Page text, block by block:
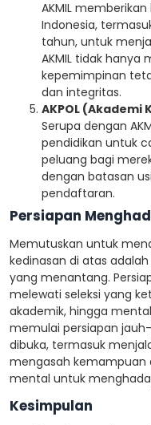
AKMIL
Indonesia,
tahun, untuk
AKMIL tidak hanya
kepemimpinan
dan integritas.
AKPOL (Akademi
Serupa dengan
pendidikan untuk
peluang bagi
dengan batasan
pendaftaran.
Persiapan
Memutuskan untuk
kedinasan di atas
yang menantang.
melewati seleksi yang
akademik, hingga
memulai persiapan
dibuka, termasuk
mengasah kemampuan
mental untuk
Kesimpulan